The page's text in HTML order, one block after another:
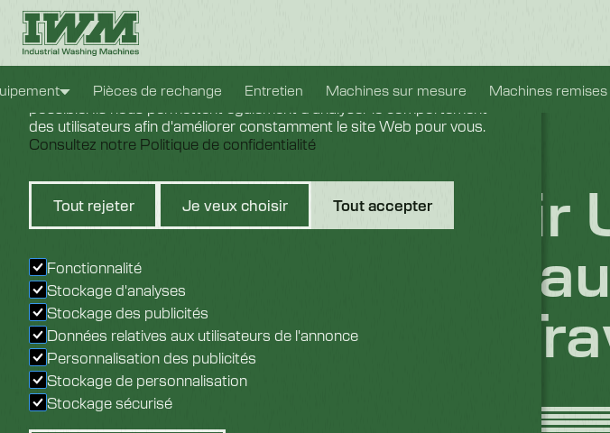
Pièces de rechange Entretien Machines sur mesure Machines remises
Paramètres des cookies
Nous utilisons des cookies pour vous offrir la meilleure expérience
des utilisateurs afin d'améliorer constamment le site Web pour vous.
Consultez notre Politique de confidentialité
Tout rejeter Je veux choisir Tout accepter
Fonctionnalité
Stockage d'analyses
Stockage des publicités
Données relatives aux utilisateurs de l'annonce
Personnalisation des publicités
Stockage de personnalisation
Stockage sécurisé
Séchoir
Pour